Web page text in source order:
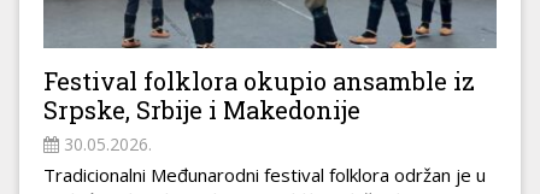
Festival folklora okupio ansamble iz
Srpske, Srbije i Makedonije
30.05.2026.
Tradicionalni Međunarodni festival folklora održan je u